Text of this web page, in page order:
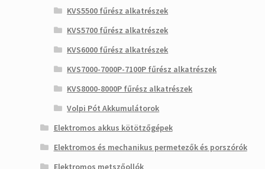
KVS5500 fűrész alkatrészek
KVS5700 fűrész alkatrészek
KVS6000 fűrész alkatrészek
KVS7000-7000P-7100P fűrész alkatrészek
KVS8000-8000P fűrész alkatrészek
Volpi Pót Akkumulátorok
Elektromos akkus kötötzőgépek
Elektromos és mechanikus permetezők és porszórók
Elektromos metszőollók